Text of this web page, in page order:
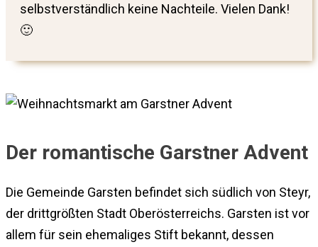
selbstverständlich keine Nachteile. Vielen Dank!
🙂
Der romantische Garstner Advent
Die Gemeinde Garsten befindet sich südlich von Steyr,
der drittgrößten Stadt Oberösterreichs. Garsten ist vor
allem für sein ehemaliges Stift bekannt, dessen